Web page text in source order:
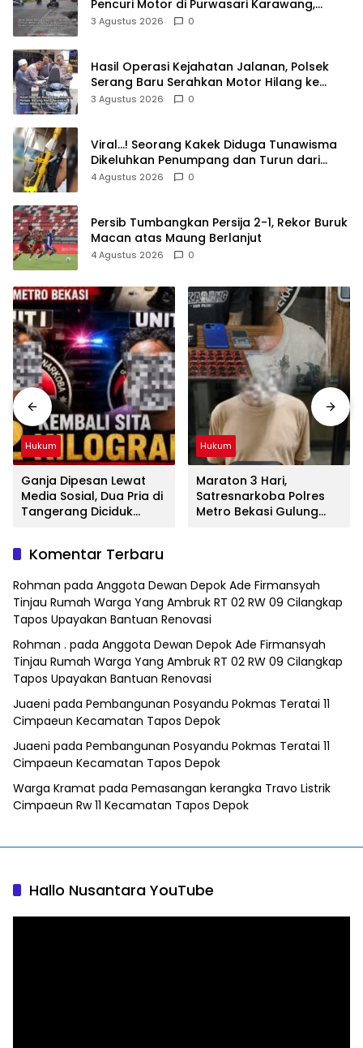
Pencuri Motor di Purwasari Karawang,
Pelaku Lolos di Tengah Keramaian!
3 Agustus 2026 0
Hasil Operasi Kejahatan Jalanan, Polsek
Serang Baru Serahkan Motor Hilang ke
Pemilik
3 Agustus 2026 0
Viral…! Seorang Kakek Diduga Tunawisma
Dikeluhkan Penumpang dan Turun dari
TransJakarta Karena Bau Badan
4 Agustus 2026 0
Persib Tumbangkan Persija 2-1, Rekor Buruk
Macan atas Maung Berlanjut
4 Agustus 2026 0
Hukum
Ganja Dipesan Lewat
Media Sosial, Dua Pria di
Tangerang Diciduk
Hukum
Maraton 3 Hari,
Satresnarkoba Polres
Metro Bekasi Gulung
Komentar Terbaru
Rohman pada Anggota Dewan Depok Ade Firmansyah
Tinjau Rumah Warga Yang Ambruk RT 02 RW 09 Cilangkap
Tapos Upayakan Bantuan Renovasi
Rohman . pada Anggota Dewan Depok Ade Firmansyah
Tinjau Rumah Warga Yang Ambruk RT 02 RW 09 Cilangkap
Tapos Upayakan Bantuan Renovasi
Juaeni pada Pembangunan Posyandu Pokmas Teratai 11
Cimpaeun Kecamatan Tapos Depok
Juaeni pada Pembangunan Posyandu Pokmas Teratai 11
Cimpaeun Kecamatan Tapos Depok
Warga Kramat pada Pemasangan kerangka Travo Listrik
Cimpaeun Rw 11 Kecamatan Tapos Depok
Hallo Nusantara YouTube